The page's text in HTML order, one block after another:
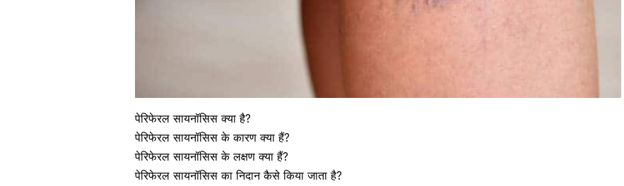
पेरिफेरल सायनॉसिस क्या है?
पेरिफेरल सायनॉसिस के कारण क्या हैं?
पेरिफेरल सायनॉसिस के लक्षण क्या हैं?
पेरिफेरल सायनॉसिस का निदान कैसे किया जाता है?